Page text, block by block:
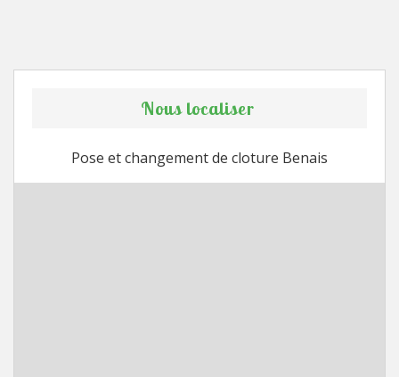
Nous localiser
Pose et changement de cloture Benais